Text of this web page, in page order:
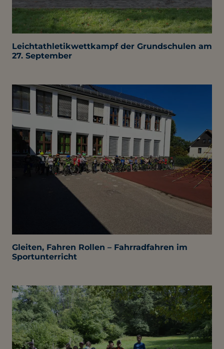
Leichtathletikwettkampf der Grundschulen am
27. September
Gleiten, Fahren Rollen – Fahrradfahren im
Sportunterricht